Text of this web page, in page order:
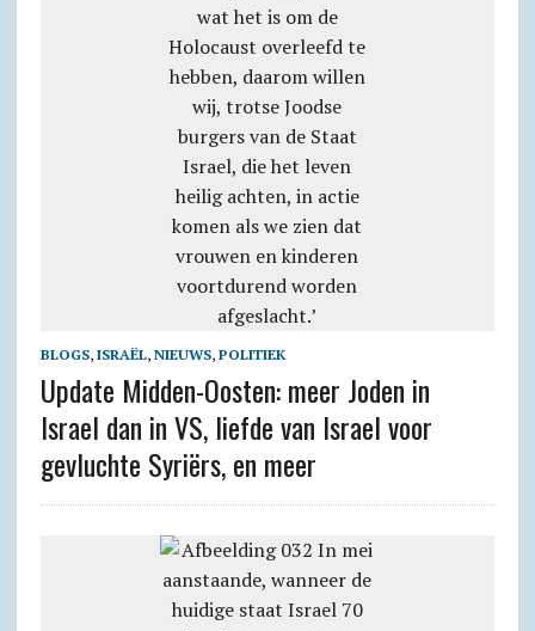
BLOGS, ISRAËL, NIEUWS, POLITIEK
Update Midden-Oosten: meer Joden in
Israel dan in VS, liefde van Israel voor
gevluchte Syriërs, en meer